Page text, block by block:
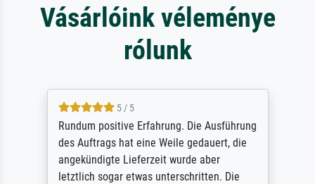
Vásárlóink véleménye
rólunk
5 / 5
Rundum positive Erfahrung. Die Ausführung
des Auftrags hat eine Weile gedauert, die
angekündigte Lieferzeit wurde aber
letztlich sogar etwas unterschritten. Die